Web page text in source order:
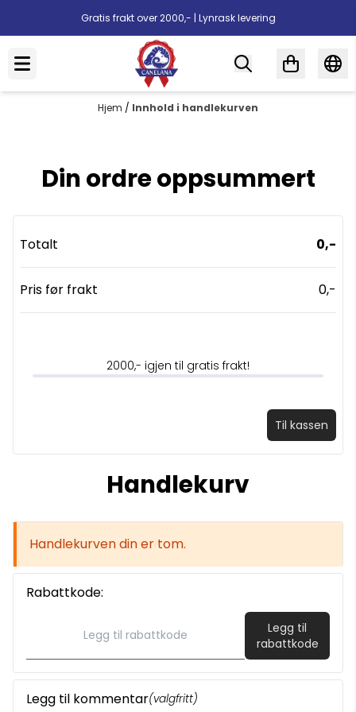
Hopp til innholdGratis frakt over 2000,- | Lynrask levering
Hjem / Innhold i handlekurven
Handlekurv
Handlekurven din er tom.
Rabattkode:
Legg til
rabattkode
Legg til kommentar(valgfritt)
Din ordre oppsummert
Totalt 0,-
Pris før frakt 0,-
2000,- igjen til gratis frakt!
Til kassen